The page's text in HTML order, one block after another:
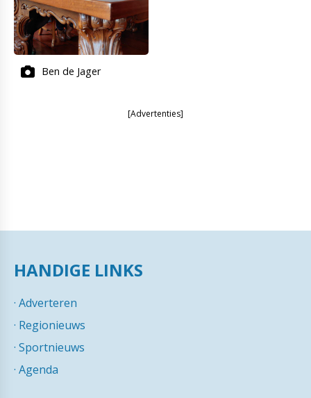
Ben de Jager
[Advertenties]
HANDIGE LINKS
· Adverteren
· Regionieuws
· Sportnieuws
· Agenda